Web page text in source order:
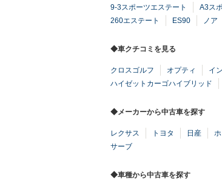
9-3スポーツエステート A3ス
260エステート
ES90 ノア
◆車クチコミを見る
クロスゴルフ オプティ イ
ハイゼットカーゴハイブリッド
◆メーカーから中古車を探す
レクサス トヨタ 日産
サーブ
◆車種から中古車を探す